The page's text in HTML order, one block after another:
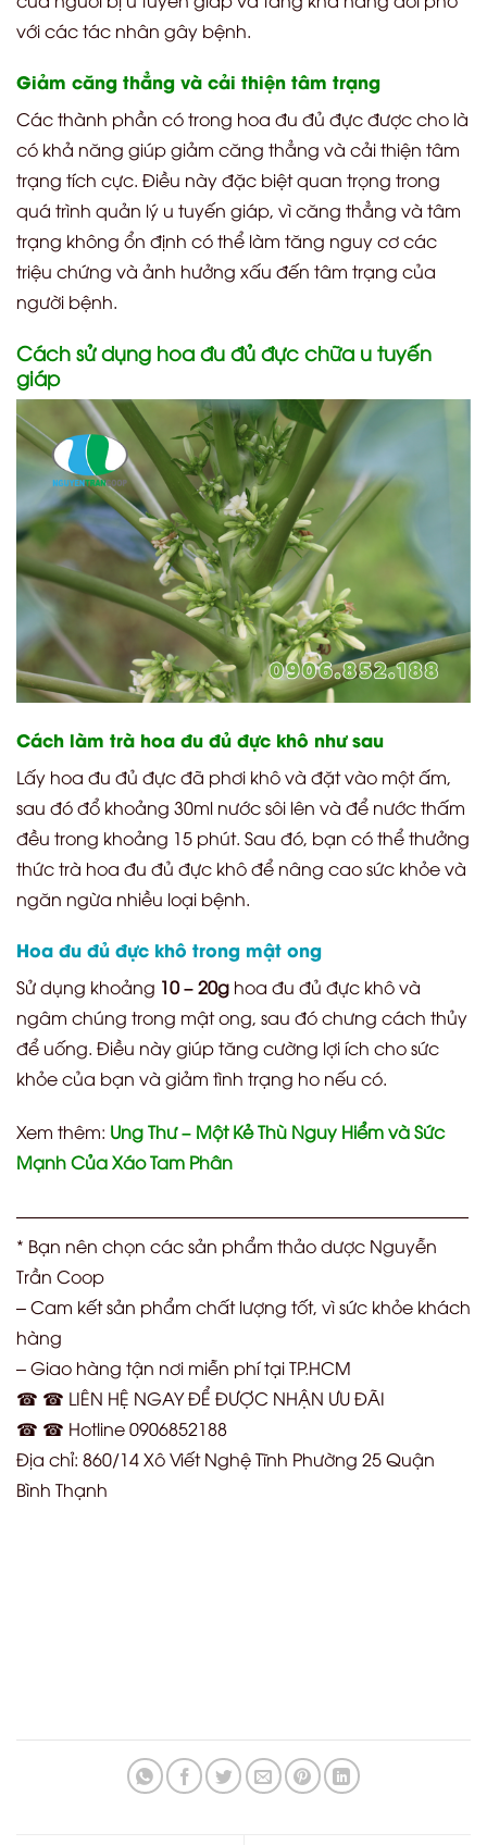
với các tác nhân gây bệnh.
Giảm căng thẳng và cải thiện tâm trạng
Các thành phần có trong hoa đu đủ đực được cho là
có khả năng giúp giảm căng thẳng và cải thiện tâm
trạng tích cực. Điều này đặc biệt quan trọng trong
quá trình quản lý u tuyến giáp, vì căng thẳng và tâm
trạng không ổn định có thể làm tăng nguy cơ các
triệu chứng và ảnh hưởng xấu đến tâm trạng của
người bệnh.
Cách sử dụng hoa đu đủ đực chữa u tuyến
giáp
Cách làm trà hoa đu đủ đực khô như sau
Lấy hoa đu đủ đực đã phơi khô và đặt vào một ấm,
sau đó đổ khoảng 30ml nước sôi lên và để nước thấm
đều trong khoảng 15 phút. Sau đó, bạn có thể thưởng
thức trà hoa đu đủ đực khô để nâng cao sức khỏe và
ngăn ngừa nhiều loại bệnh.
Hoa đu đủ đực khô trong mật ong
Sử dụng khoảng 10 – 20g hoa đu đủ đực khô và
ngâm chúng trong mật ong, sau đó chưng cách thủy
để uống. Điều này giúp tăng cường lợi ích cho sức
khỏe của bạn và giảm tình trạng ho nếu có.
Xem thêm: Ung Thư – Một Kẻ Thù Nguy Hiểm và Sức
Mạnh Của Xáo Tam Phân
——————————————————————————
* Bạn nên chọn các sản phẩm thảo dược Nguyễn
Trần Coop
– Cam kết sản phẩm chất lượng tốt, vì sức khỏe khách
hàng
– Giao hàng tận nơi miễn phí tại TP.HCM
☎ ☎ LIÊN HỆ NGAY ĐỂ ĐƯỢC NHẬN ƯU ĐÃI
☎ ☎ Hotline 0906852188
Địa chỉ: 860/14 Xô Viết Nghệ Tĩnh Phường 25 Quận
Bình Thạnh